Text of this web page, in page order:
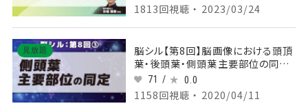
1813回視聴 ・ 2023/03/24
見放題
脳シル【第8回】脳画像における頭頂
葉・後頭葉・側頭葉主要部位の同定
Part③側頭葉主要部位の同定
71 / 0.0
1158回視聴 ・ 2020/04/11